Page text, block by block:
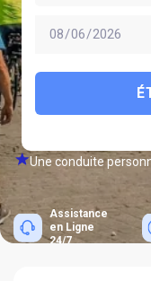
Une conduite
Assistance
en Ligne
24/7